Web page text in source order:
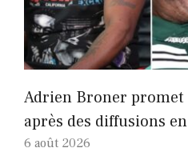
Adrien Broner
après des diffusions
6 août 2026